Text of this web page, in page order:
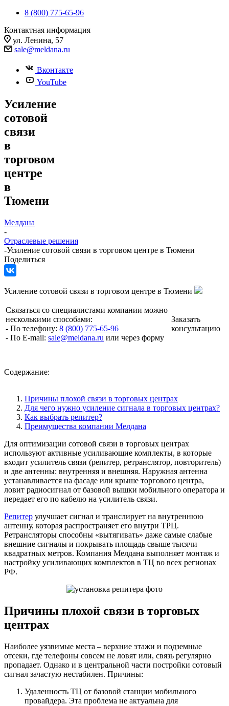
8 (800) 775-65-96
Контактная информация
ул. Ленина, 57
sale@meldana.ru
Вконтакте
YouTube
Усиление
сотовой
связи
в
торговом
центре
в
Тюмени
Мелдана
-
Отраслевые решения
-Усиление сотовой связи в торговом центре в Тюмени
Поделиться
Усиление сотовой связи в торговом центре в Тюмени
Связаться со специалистами компании можно
несколькими способами:
- По телефону: 8 (800) 775-65-96
- По E-mail: sale@meldana.ru или через форму
Заказать
консультацию
Содержание:
Причины плохой связи в торговых центрах
Для чего нужно усиление сигнала в торговых центрах?
Как выбрать репитер?
Преимущества компании Мелдана
Для оптимизации сотовой связи в торговых центрах
используют активные усиливающие комплекты, в которые
входит усилитель связи (репитер, ретранслятор, повторитель)
и две антенны: внутренняя и внешняя. Наружная антенна
устанавливается на фасаде или крыше торгового центра,
ловит радиосигнал от базовой вышки мобильного оператора и
передает его по кабелю на усилитель связи.
Репитер улучшает сигнал и транслирует на внутреннюю
антенну, которая распространяет его внутри ТРЦ.
Ретрансляторы способны «вытягивать» даже самые слабые
внешние сигналы и покрывать площадь свыше тысячи
квадратных метров. Компания Мелдана выполняет монтаж и
настройку усиливающих комплектов в ТЦ во всех регионах
РФ.
Причины плохой связи в торговых
центрах
Наиболее уязвимые места – верхние этажи и подземные
отсеки, где телефоны совсем не ловят или, связь регулярно
пропадает. Однако и в центральной части постройки сотовый
сигнал зачастую нестабилен. Причины:
Удаленность ТЦ от базовой станции мобильного
провайдера. Эта проблема не актуальна для